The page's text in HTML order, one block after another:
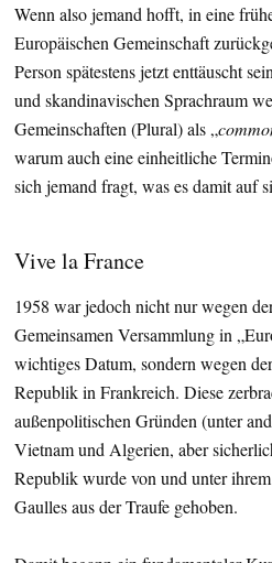
Wenn also jemand hofft, in eine
Europäischen Gemeinschaft
Person spätestens jetzt enttäuscht
und skandinavischen Sprachraum
Gemeinschaften (Plural) als „
warum auch eine einheitliche
sich jemand fragt, was es damit auf
Vive la France
1958 war jedoch nicht nur wegen
Gemeinsamen Versammlung in
wichtiges Datum, sondern wegen
Republik in Frankreich. Diese
außenpolitischen Gründen (unter
Vietnam und Algerien, aber
Republik wurde von und unter
Gaulles aus der Traufe gehoben.